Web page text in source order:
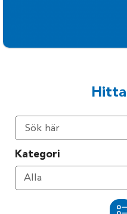
Kategori
Välj
Alla